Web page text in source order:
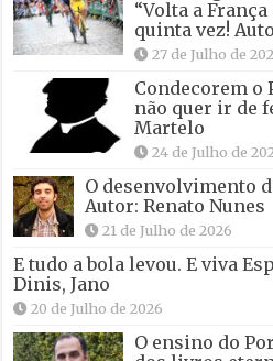
“Volta a
quinta vez!
27 de Julho de
Condecorem o
não quer ir de
Martelo
24 de Julho de
O desenvolvimento
Autor: Renato Nunes
21 de Julho de 2026
E tudo a bola levou. E viva
Dinis, Jano
20 de Julho de 2026
O ensino do